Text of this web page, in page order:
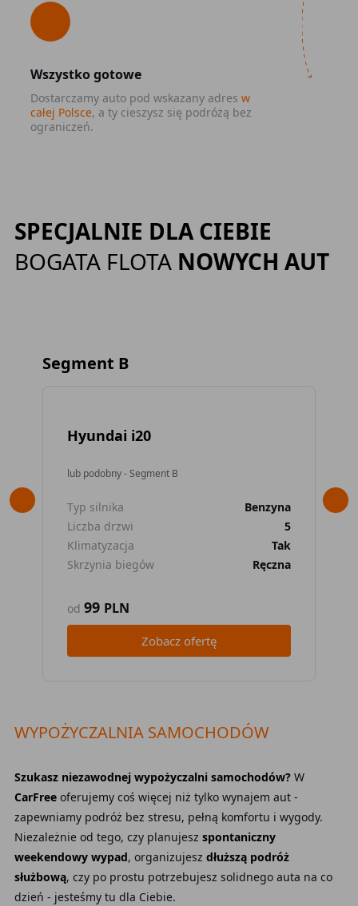
Wszystko gotowe
Dostarczamy auto pod wskazany adresw
całej Polsce, a ty cieszysz się podróżą bez
ograniczeń.
SPECJALNIE DLA CIEBIE
BOGATA FLOTA NOWYCH AUT
Segment B
Hyundai i20
lub podobny - Segment B
Typ silnika
Benzyna
Liczba drzwi
5
Klimatyzacja
Tak
Skrzynia biegów
Ręczna
od 99 PLN
Zobacz ofertę
WYPOŻYCZALNIA SAMOCHODÓW
Szukasz niezawodnej wypożyczalni samochodów? W
CarFreeoferujemy coś więcej niż tylko wynajem aut -
zapewniamy podróż bez stresu, pełną komfortu i wygody.
Niezależnie od tego, czy planujesz spontaniczny
weekendowy wypad, organizujesz dłuższą podróż
służbową, czy po prostu potrzebujesz solidnego auta na co
dzień - jesteśmy tu dla Ciebie.